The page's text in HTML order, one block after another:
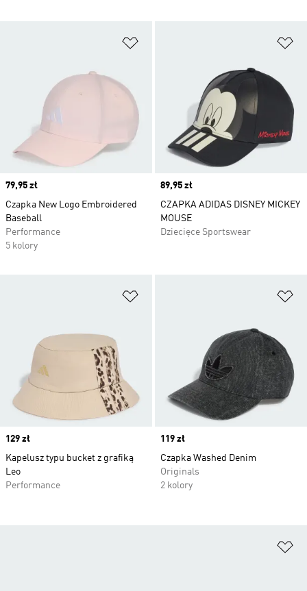
Price
79,95 zł
Czapka New Logo Embroidered
Baseball
Performance
5 kolory
Price
89,95 zł
CZAPKA ADIDAS DISNEY MICKEY
MOUSE
Dziecięce Sportswear
Price
129 zł
Kapelusz typu bucket z grafiką
Leo
Performance
Price
119 zł
Czapka Washed Denim
Originals
2 kolory